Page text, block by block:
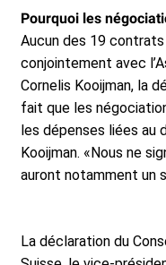
Pourquoi les
Aucun des 19
conjointement avec
Cornelis Kooijman, la
fait que les
les dépenses liées au
Kooijman. «Nous ne
auront notamment un
La déclaration du